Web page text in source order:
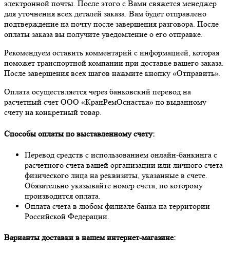
электронной почты. После этого с Вами свяжется менеджер
для уточнения всех деталей заказа. Вам будет отправлено
подтверждение на почту после завершения разговора. После
оплаты заказа вы получите уведомление о его отправке.
Рекомендуем оставить комментарий с информацией, которая
поможет транспортной компании при доставке вашего заказа.
После завершения всех шагов нажмите кнопку «Отправить».
Оплата осуществляется через банковский перевод на
расчетный счет ООО «КранРемОснастка» по выданному
счету на конкретный товар.
Способы оплаты по выставленному счету:
Перевод средств с использованием онлайн-банкинга с
расчетного счета вашей организации или личного счета
физического лица на реквизиты, указанные в счете.
Обязательно указывайте номер счета, по которому
производится оплата.
Оплата счета в любом филиале банка на территории
Российской Федерации.
Варианты доставки в нашем интернет-магазине: